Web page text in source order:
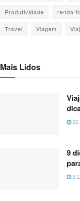
Produtividade renda
Travel Viagem
Mais Lidos
22
9
3